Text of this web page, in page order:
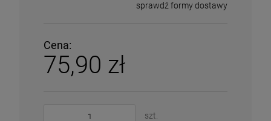
Cena nie zawiera ewentualnych kosztów płatności
sprawdź formy dostawy
Cena:
75,90 zł
szt.